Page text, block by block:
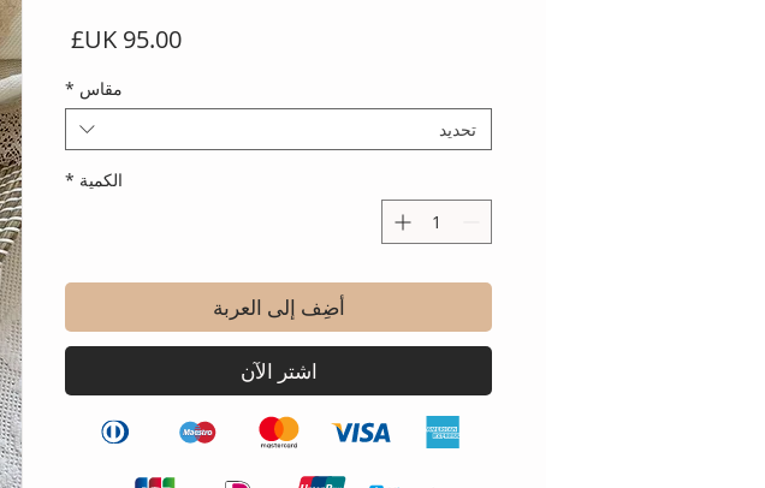
السعر
مقاس *
تحديد
الكمية *
أضِف إلى العربة
اشترِ الآن